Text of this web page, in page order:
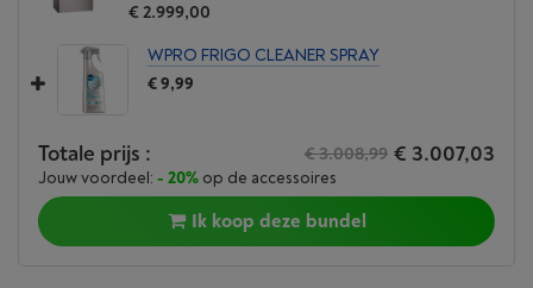
€ 2.999,00
WPRO FRIGO CLEANER SPRAY
€ 9,99
Totale prijs : € 3.008,99 € 3.007,03
Jouw voordeel: - 20% op de accessoires
Ik koop deze bundel